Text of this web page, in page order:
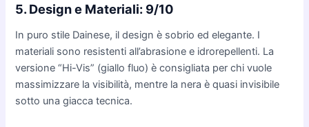
5. Design e Materiali: 9/10
In puro stile Dainese, il design è sobrio ed elegante. I
materiali sono resistenti all’abrasione e idrorepellenti. La
versione “Hi-Vis” (giallo fluo) è consigliata per chi vuole
massimizzare la visibilità, mentre la nera è quasi invisibile
sotto una giacca tecnica.